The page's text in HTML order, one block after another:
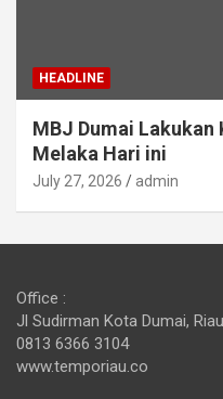
HEADLINE
MBJ Dumai Lakukan
Melaka Hari ini
July 27, 2026 admin
Office :
Jl Sudirman Kota Dumai, Riau
0813 6366 3104
www.temporiau.co